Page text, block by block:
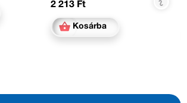
2 213 Ft
Kosárba